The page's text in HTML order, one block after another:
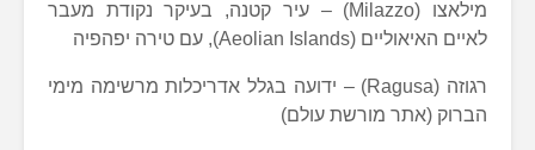
מילאצו (Milazzo) – עיר קטנה, בעיקר נקודת מעבר
לאיים האיאוליים (Aeolian Islands), עם טירה יפהפיה
רגוזה (Ragusa) – ידועה בגלל אדריכלות מרשימה מימי
הברוק (אתר מורשת עולם)